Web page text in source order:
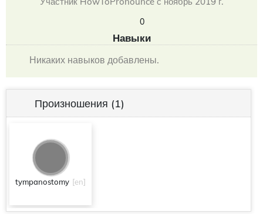
0
Навыки
Никаких навыков добавлены.
Произношения (1)
tympanostomy [en]